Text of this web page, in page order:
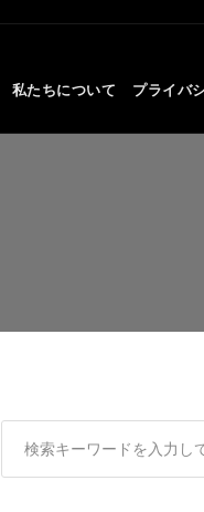
私たちについて プライバ